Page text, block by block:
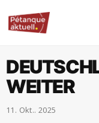
WEITER
11. Okt.. 2025